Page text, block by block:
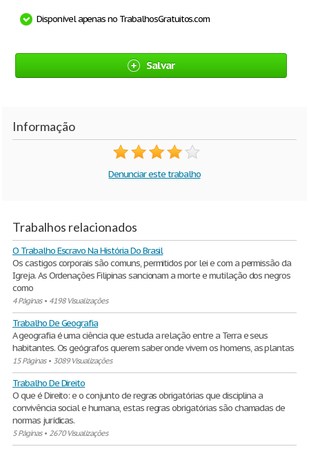
Disponível apenas no TrabalhosGratuitos.com
Salvar
Informação
Denunciar este trabalho
Trabalhos relacionados
O Trabalho Escravo Na História Do Brasil
Os castigos corporais são comuns, permitidos por lei e com a permissão da
Igreja. As Ordenações Filipinas sancionam a morte e mutilação dos negros
como
4 Páginas• 4198 Visualizações
Trabalho De Geografia
A geografia é uma ciência que estuda a relação entre a Terra e seus
habitantes. Os geógrafos querem saber onde vivem os homens, as plantas
15 Páginas• 3089 Visualizações
Trabalho De Direito
O que é Direito: e o conjunto de regras obrigatórias que disciplina a
convivência social e humana, estas regras obrigatórias são chamadas de
normas jurídicas.
5 Páginas• 2670 Visualizações